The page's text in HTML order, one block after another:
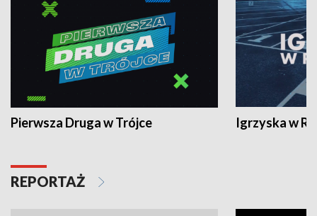
Pierwsza Druga w Trójce Igrzyska w
REPORTAŻ